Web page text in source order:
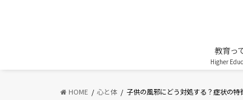
教育っ
Higher
HOME 心と体 子供の風邪にどう対処する？症状の